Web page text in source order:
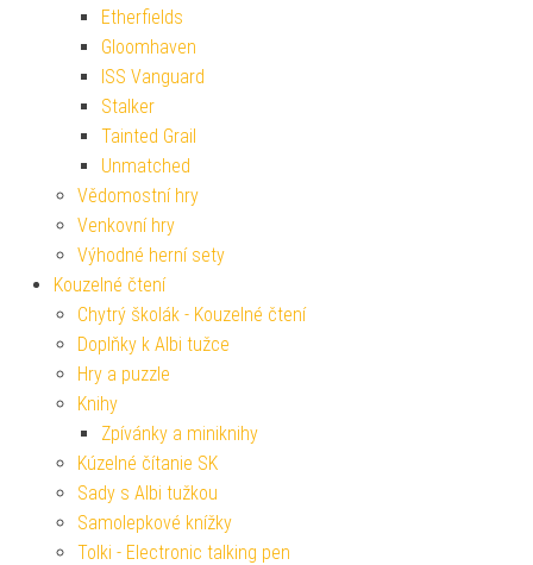
Etherfields
Gloomhaven
ISS Vanguard
Stalker
Tainted Grail
Unmatched
Vědomostní hry
Venkovní hry
Výhodné herní sety
Kouzelné čtení
Chytrý školák - Kouzelné čtení
Doplňky k Albi tužce
Hry a puzzle
Knihy
Zpívánky a miniknihy
Kúzelné čítanie SK
Sady s Albi tužkou
Samolepkové knížky
Tolki - Electronic talking pen